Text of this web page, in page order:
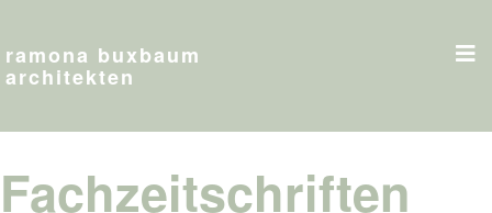
ramona buxbaum
architekten
Fachzeitschriften